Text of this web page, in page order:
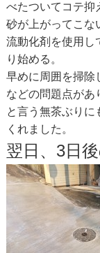
べたついてコテ抑
砂が上がってこな
流動化剤を使用し
り始める。
早めに周囲を掃除
などの問題点があ
と言う無茶ぶりに
くれました。
翌日、3日